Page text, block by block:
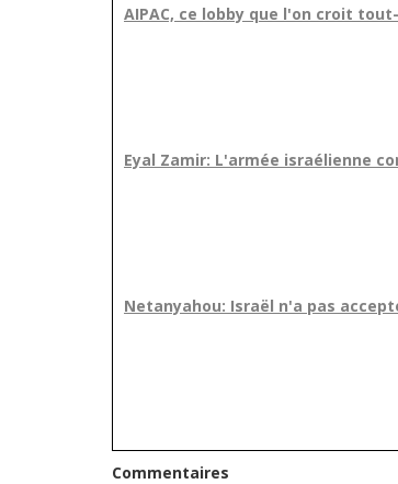
AIPAC, ce lobby que l'on croit
Eyal Zamir: L'armée israélienne
Netanyahou: Israël n'a pas
Commentaires